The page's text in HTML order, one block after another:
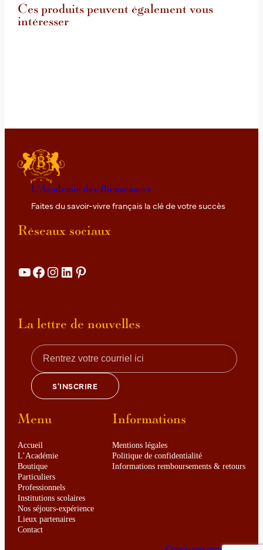
Ces produits peuvent également vous
intéresser
L'Académie des Bienséances
Faites du savoir-vivre français la clé de votre succès
Réseaux sociaux
YouTube Facebook Instagram LinkedIn Pinterest
La lettre de nouvelles
Menu
Accueil
L’Académie
Boutique
Particuliers
Professionnels
Institutions scolaires
Nos séjours-expérience
Lieux partenaires
Contact
Informations
Mentions légales
Politique de confidentialité
Informations remboursements & retours